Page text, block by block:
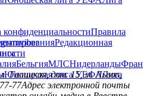
Правила
Редакционная
viber
БельгияМЛСНидерланды
Юношеская лига УЕФАЛига
Галицкая, дом. 15, м. Львов,
77Адрес электронной почты